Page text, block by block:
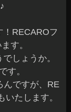
RECAROフ
す。
しょうか。
す。
んですが、RE
たします。